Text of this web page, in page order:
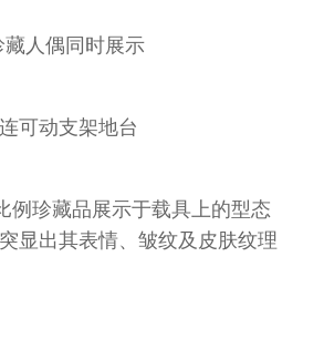
人偶同时展示
可动支架地台
例珍藏品展示于载具上的型态
显出其表情、皱纹及皮肤纹理